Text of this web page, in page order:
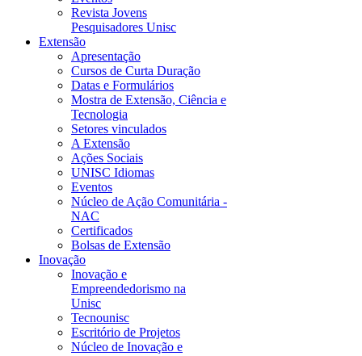
Revista Jovens
Pesquisadores Unisc
Extensão
Apresentação
Cursos de Curta Duração
Datas e Formulários
Mostra de Extensão, Ciência e
Tecnologia
Setores vinculados
A Extensão
Ações Sociais
UNISC Idiomas
Eventos
Núcleo de Ação Comunitária -
NAC
Certificados
Bolsas de Extensão
Inovação
Inovação e
Empreendedorismo na
Unisc
Tecnounisc
Escritório de Projetos
Núcleo de Inovação e